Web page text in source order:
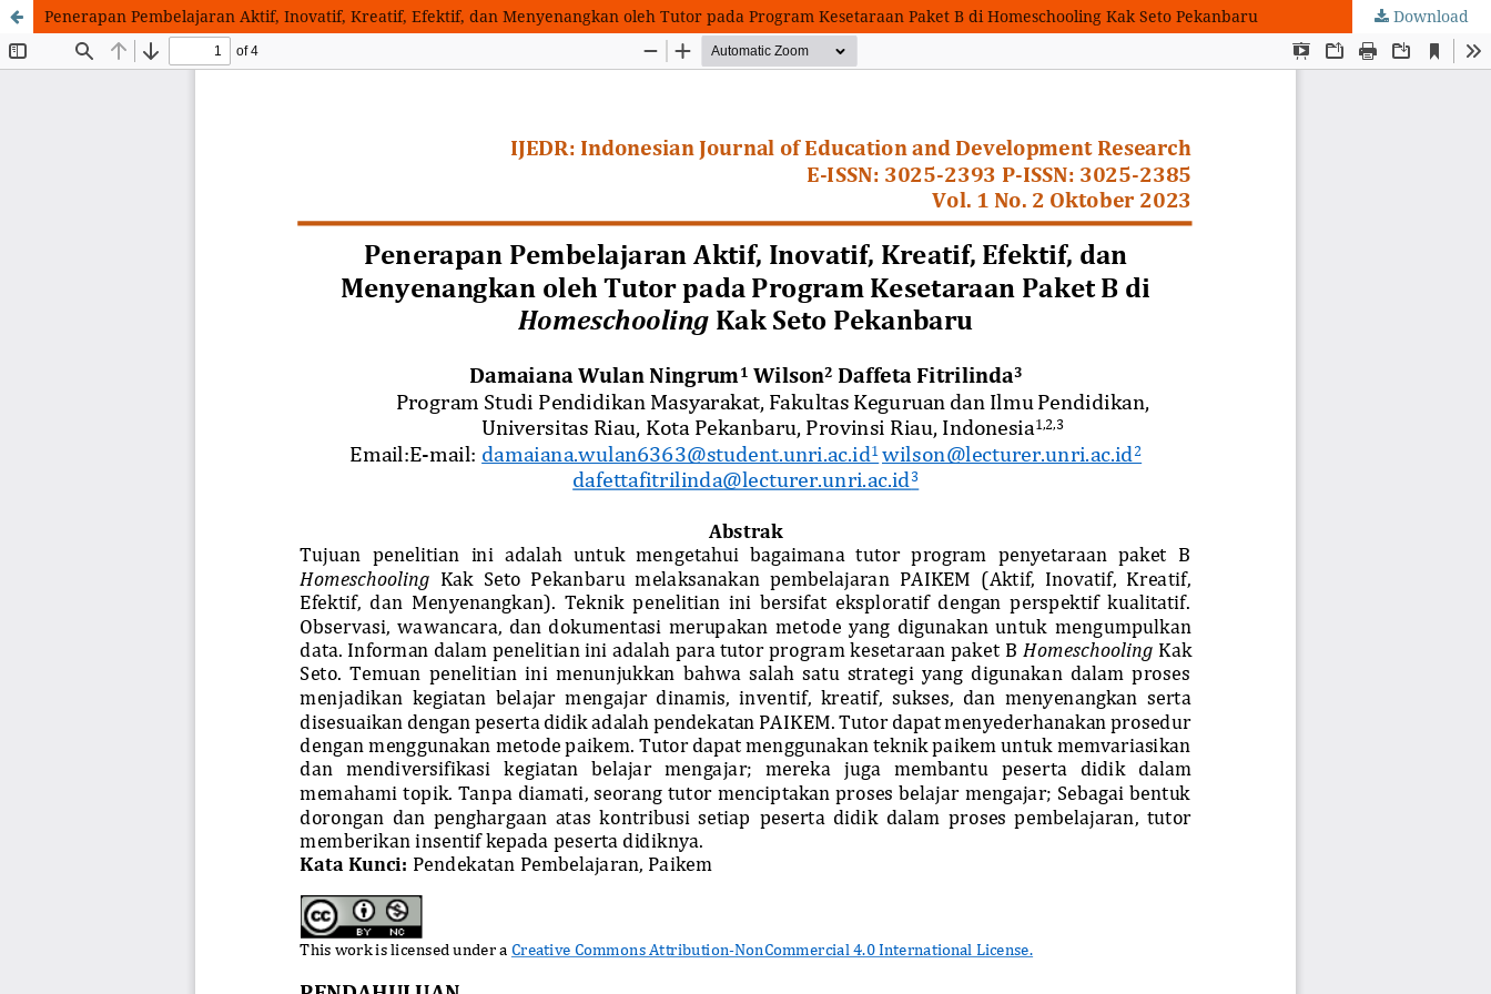
Penerapan Pembelajaran Aktif, Inovatif, Kreatif, Efektif, dan Menyenangkan oleh Tutor pada Program Kesetaraan Paket B di Homeschooling Kak Seto Pekanbaru Download